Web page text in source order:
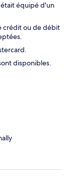
équipé d'un
crédit ou de débit
disponibles.